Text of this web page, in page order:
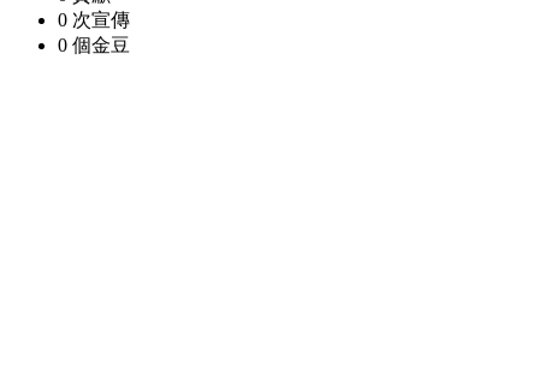
0 次宣傳
0 個金豆